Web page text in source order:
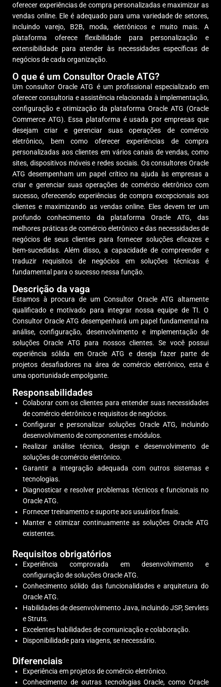
oferecer experiências de compra personalizadas e maximizar as
vendas online. Ele é adequado para uma variedade de setores,
incluindo varejo, B2B, moda, eletrônicos e muito mais. A
plataforma oferece flexibilidade para personalização e
extensibilidade para atender às necessidades específicas de
negócios de cada organização.
O que é um Consultor Oracle ATG?
Um consultor Oracle ATG é um profissional especializado em
oferecer consultoria e assistência relacionada à implementação,
configuração e otimização da plataforma Oracle ATG (Oracle
Commerce ATG). Essa plataforma é usada por empresas que
desejam criar e gerenciar suas operações de comércio
eletrônico, bem como oferecer experiências de compra
personalizadas aos clientes em vários canais de vendas, como
sites, dispositivos móveis e redes sociais. Os consultores Oracle
ATG desempenham um papel crítico na ajuda às empresas a
criar e gerenciar suas operações de comércio eletrônico com
sucesso, oferecendo experiências de compra excepcionais aos
clientes e maximizando as vendas online. Eles devem ter um
profundo conhecimento da plataforma Oracle ATG, das
melhores práticas de comércio eletrônico e das necessidades de
negócios de seus clientes para fornecer soluções eficazes e
bem-sucedidas. Além disso, a capacidade de compreender e
traduzir requisitos de negócios em soluções técnicas é
fundamental para o sucesso nessa função.
Descrição da vaga
Estamos à procura de um Consultor Oracle ATG altamente
qualificado e motivado para integrar nossa equipe de TI. O
Consultor Oracle ATG desempenhará um papel fundamental na
análise, configuração, desenvolvimento e implementação de
soluções Oracle ATG para nossos clientes. Se você possui
experiência sólida em Oracle ATG e deseja fazer parte de
projetos desafiadores na área de comércio eletrônico, esta é
uma oportunidade empolgante.
Responsabilidades
Colaborar com os clientes para entender suas necessidades
de comércio eletrônico e requisitos de negócios.
Configurar e personalizar soluções Oracle ATG, incluindo
desenvolvimento de componentes e módulos.
Realizar análise técnica, design e desenvolvimento de
soluções de comércio eletrônico.
Garantir a integração adequada com outros sistemas e
tecnologias.
Diagnosticar e resolver problemas técnicos e funcionais no
Oracle ATG.
Fornecer treinamento e suporte aos usuários finais.
Manter e otimizar continuamente as soluções Oracle ATG
existentes.
Requisitos obrigatórios
Experiência comprovada em desenvolvimento e
configuração de soluções Oracle ATG.
Conhecimento sólido das funcionalidades e arquitetura do
Oracle ATG.
Habilidades de desenvolvimento Java, incluindo JSP, Servlets
e Struts.
Excelentes habilidades de comunicação e colaboração.
Disponibilidade para viagens, se necessário.
Diferenciais
Experiência em projetos de comércio eletrônico.
Conhecimento de outras tecnologias Oracle, como Oracle